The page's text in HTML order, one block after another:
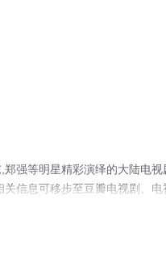
强等明星精彩演绎的大陆电视
信息可移步至豆瓣电视剧、电